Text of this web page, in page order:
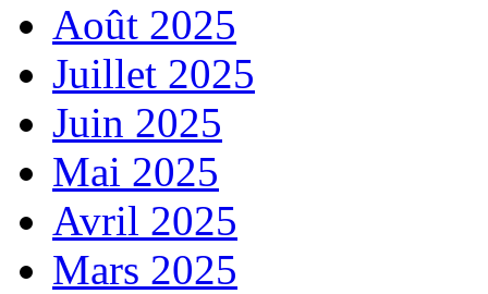
Août 2025
Juillet 2025
Juin 2025
Mai 2025
Avril 2025
Mars 2025